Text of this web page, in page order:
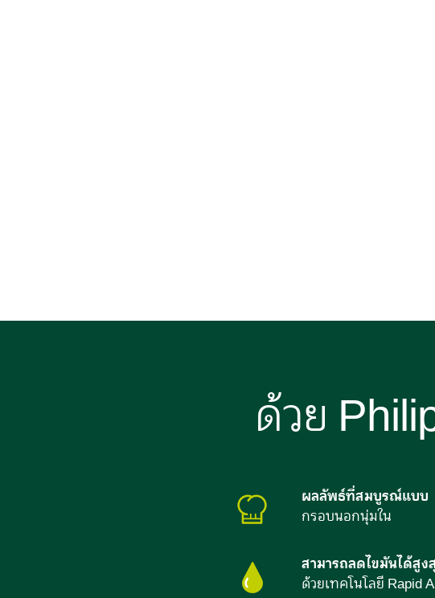
ด้วย
ผลลัพธ์ที่สมบูรณ์แบบ
กรอบนอกนุ่มใน
สามารถลดไขมันได้สูง
ด้วยเทคโนโลยี Rapid